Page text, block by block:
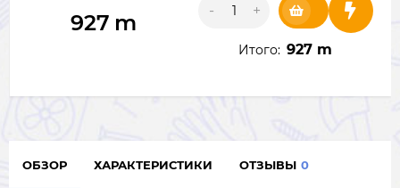
927 m - +
Итого: 927 m
ОБЗОР ХАРАКТЕРИСТИКИ ОТЗЫВЫ 0